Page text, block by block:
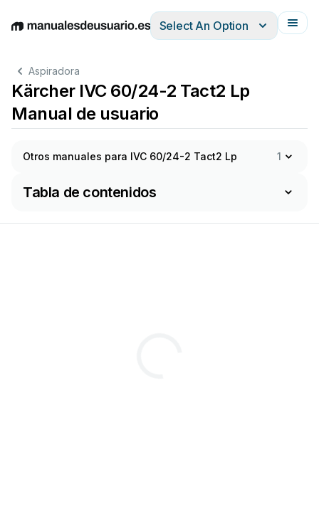
EnglishDeutschEspañolItalianoFrançais
Select An Option
Aspiradora
Kärcher IVC 60/24-2 Tact2 Lp
Manual de usuario
Otros manuales para IVC 60/24-2 Tact2 Lp 1
Tabla de contenidos